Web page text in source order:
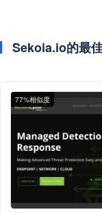
Sekoia.io的最
77%相似度